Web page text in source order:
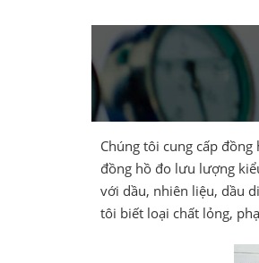
Chúng tôi cung cấp
đồng hồ đo lưu lượng
với dầu, nhiên liệu, dầu
tôi biết loại chất lỏng,